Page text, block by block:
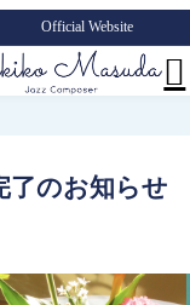
Official Website

了のお知らせ